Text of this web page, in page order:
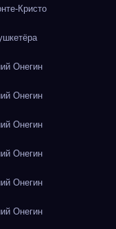
Кристо
Онегин
Онегин
Онегин
Онегин
Онегин
Онегин